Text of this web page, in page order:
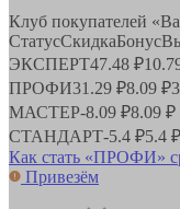
Клуб покупателей
СтатусСкидкаБонус
ЭКСПЕРТ47.48 ₽
ПРОФИ31.29 ₽8.09 ₽
МАСТЕР-8.09 ₽8.09 ₽
СТАНДАРТ-5.4 ₽5.4 ₽
Как стать «ПРОФИ»
Привезём